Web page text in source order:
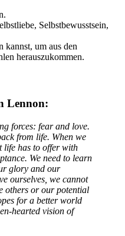
Selbstbewusstsein,
um aus den
herauszukommen.
Lennon:
forces: fear and love.
from life. When we
life has to offer with
We need to learn
glory and our
ourselves, we cannot
others or our potential
for a better world
hearted vision of